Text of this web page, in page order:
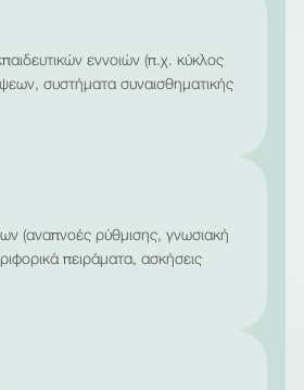
εννοιών (π.χ. κύκλος
συστήματα συναισθηματικής
(αναπνοές ρύθμισης, γνωσιακή
πειράματα, ασκήσεις